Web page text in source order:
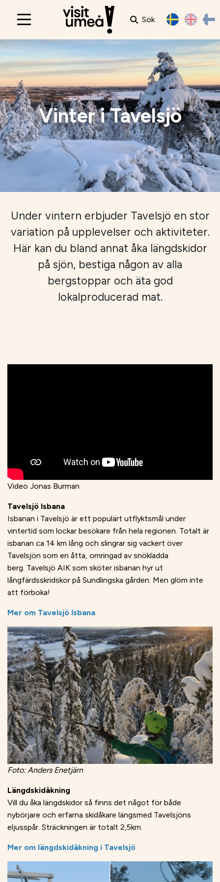
Main
Sök
Vinter i Tavelsjö
Under vintern erbjuder Tavelsjö en stor
variation på upplevelser och aktiviteter.
Här kan du bland annat åka längdskidor
på sjön, bestiga någon av alla
bergstoppar och äta god
lokalproducerad mat.
Video Jonas Burman
Tavelsjö Isbana
Isbanan i Tavelsjö är ett populärt utflyktsmål under
vintertid som lockar besökare från hela regionen. Totalt är
isbanan ca 14 km lång och slingrar sig vackert över
Tavelsjön som en åtta, omringad av snöklädda
berg. Tavelsjö AIK som sköter isbanan hyr ut
långfärdsskridskor på Sundlingska gården. Men glöm inte
att förboka!
Mer om Tavelsjö Isbana
Foto: Anders Enetjärn
Längdskidåkning
Vill du åka längdskidor så finns det något för både
nybörjare och erfarna skidåkare längsmed Tavelsjöns
eljusspår. Sträckningen är totalt 2,5km.
Mer om längdskidåkning i Tavelsjö